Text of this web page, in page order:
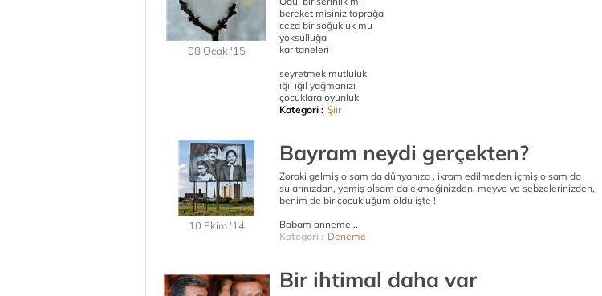
08 Ocak '15
bereket misiniz toprağa
ceza bir soğukluk mu
yoksulluğa
kar taneleri
seyretmek mutluluk
ığıl ığıl yağmanızı
çocuklara oyunluk
Kategori : Şiir
10 Ekim '14
Bayram neydi gerçekten?
Zoraki gelmiş olsam da dünyanıza , ikram edilmeden içmiş olsam da
sularınızdan, yemiş olsam da ekmeğinizden, meyve ve sebzelerinizden,
benim de bir çocukluğum oldu işte !
Babam anneme ..
Kategori : Deneme
Bir ihtimal daha var